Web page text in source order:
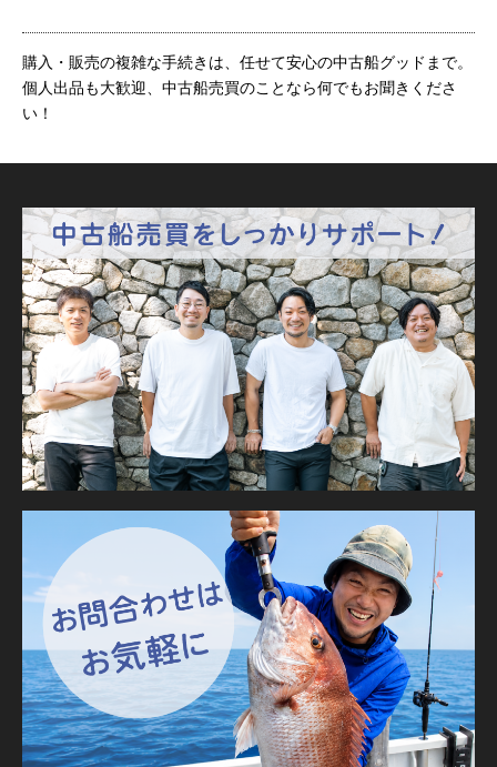
購入・販売の複雑な手続きは、任せて安心の中古船グッドまで。
個人出品も大歓迎、中古船売買のことなら何でもお聞きくださ
い！